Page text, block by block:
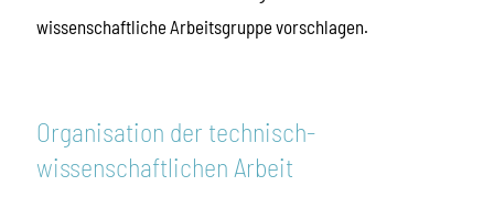
wissenschaftliche Arbeitsgruppe vorschlagen.
Organisation der technisch-
wissenschaftlichen Arbeit